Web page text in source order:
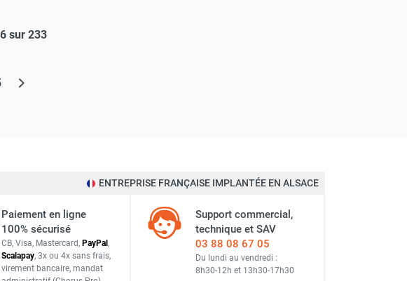
sur 233
ENTREPRISE FRANÇAISE IMPLANTÉE EN ALSACE
Paiement en ligne
100% sécurisé
CB, Visa, Mastercard, PayPal ,
Scalapay, 3x ou 4x sans frais,
virement bancaire, mandat
Support commercial,
technique et SAV
03 88 08 67 05
Du lundi au vendredi :
8h30-12h et 13h30-17h30